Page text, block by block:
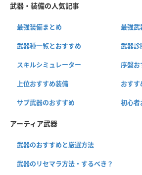
武器・装備の人気記事
最強装備まとめ 最強武
武器種一覧とおすすめ 武器診
スキルシミュレーター 序盤お
上位おすすめ装備 おすす
サブ武器のおすすめ 初心者
アーティア武器
武器のおすすめと厳選方法
武器のリセマラ方法・するべき？